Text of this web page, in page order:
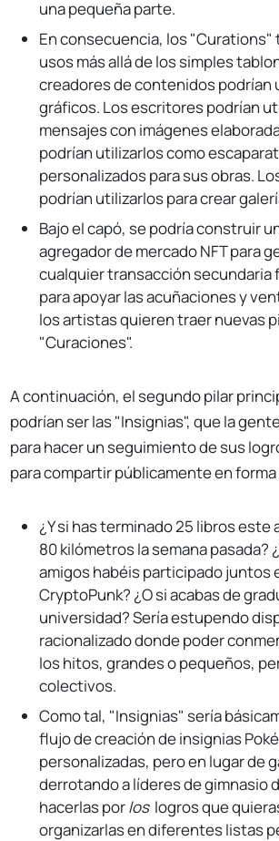
una pequeña parte.
En consecuencia, los
usos más allá de los simples
creadores de contenidos podrían
gráficos. Los escritores podrían
mensajes con imágenes
podrían utilizarlos como
personalizados para sus obras.
podrían utilizarlos para crear
Bajo el capó, se podría construir
agregador de mercado NFT para
cualquier transacción secundaria
para apoyar las acuñaciones y
los artistas quieren traer nuevas
"Curaciones".
A continuación, el segundo pilar
podrían ser las "Insignias", que la
para hacer un seguimiento de sus
para compartir públicamente en
¿Y si has terminado 25 libros este
80 kilómetros la semana pasada?
amigos habéis participado juntos
CryptoPunk? ¿O si acabas de
universidad? Sería estupendo
racionalizado donde poder
los hitos, grandes o pequeños,
colectivos.
Como tal, "Insignias" sería
flujo de creación de insignias
personalizadas, pero en lugar de
derrotando a líderes de gimnasio
hacerlas porlos logros que
organizarlas en diferentes listas